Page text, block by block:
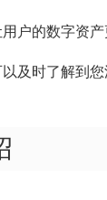
户的数字资产
及时了解到